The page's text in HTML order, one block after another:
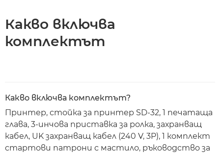
Какво включва
комплектът
Какво включва комплектът?
Принтер, стойка за принтер SD-32, 1 печатаща
глава, 3-инчова приставка за ролка, захранващ
кабел, UK захранващ кабел (240 V, 3P), 1 комплект
стартови патрони с мастило, ръководство за